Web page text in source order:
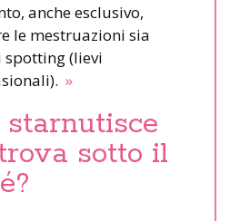
anche esclusivo,
le mestruazioni sia
(lievi
»
sotto il